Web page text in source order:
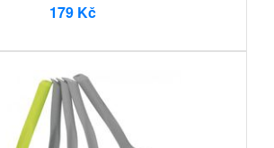
179 Kč